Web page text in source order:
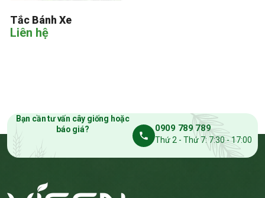
Tắc Bánh Xe
Liên hệ
Bạn cần tư vấn cây giống hoặc
báo giá?
0909 789 789
Thứ 2 - Thứ 7: 7:30 - 17:00